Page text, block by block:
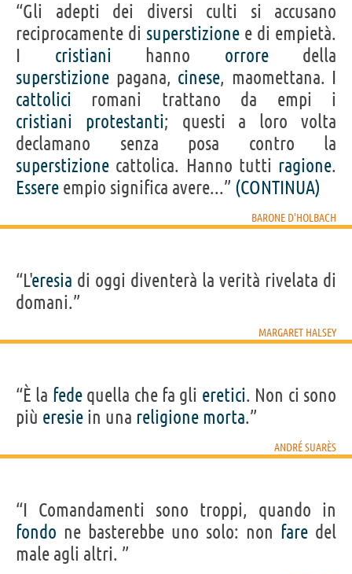
“Gli adepti dei diversi culti si accusano
reciprocamente di superstizione e di empietà.
I cristiani hanno orroredella
superstizione pagana, cinese, maomettana. I
cattolici romani trattano da empi i
cristiani
protestanti; questi a loro volta
declamano senza posa contro la
superstizione cattolica. Hanno tutti ragione.
Essere empio significa avere...” (CONTINUA)
BARONE D'HOLBACH
“L'eresia di oggi diventerà la verità rivelata di
domani.”
MARGARET HALSEY
“È la fedequella che fa gli eretici. Non ci sono
più eresie in una religione morta.”
ANDRÉ SUARÈS
“I Comandamenti sono troppi, quando in
fondo ne basterebbe uno solo: non fare del
male agli altri. ”